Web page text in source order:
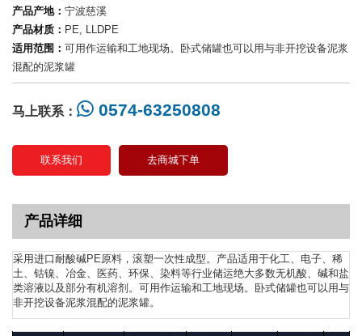
产品产地： 宁波慈溪
产品材质： PE, LLDPE
适用范围： 可用作运输和工地现场。卧式储罐也可以用与非开挖设备泥浆
混配的泥浆罐
马上联系： 0574-63250808
联系我们 去商城下单
产品详细
采用进口耐酸碱PE原料，滚塑一次性成型。产品适用于化工、电子、稀
土、钴镍、冶金、医药、环保、染料等行业储运绝大多数无机酸、碱和盐
类溶液以及部分有机溶剂。可用作运输和工地现场。卧式储罐也可以用与
非开挖设备泥浆混配的泥浆罐。